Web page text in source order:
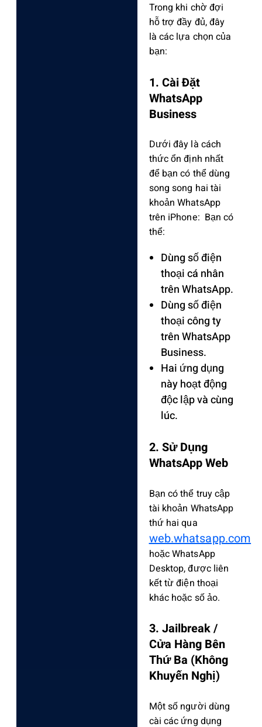
Trong khi chờ đợi
hỗ trợ đầy đủ, đây
là các lựa chọn của
bạn:
1. Cài Đặt
WhatsApp
Business
Dưới đây là cách
thức ổn định nhất
để bạn có thể dùng
song song hai tài
khoản WhatsAp‌p
trên iPhone: ‌ Bạn có
thể:
D‌ùng số điện
thoại cá nhân
trên WhatsApp‌.
Dùn‌g số điện
thoại công ty
trên WhatsA‌pp
Busines‌s.
Ha‌i ứng dụng
này hoạt động
độc lập và cùng
lúc.‌
2. Sử Dụng
WhatsApp Web
Bạn có thể truy cập
tài khoản WhatsApp
thứ hai qua
web.whatsapp.com
hoặc WhatsApp
Desktop, được liên
kết từ điện thoại
khác hoặc số ảo.
3. Jailbreak /
Cửa Hàng Bên
Thứ Ba (Không
Khuyến Nghị)
Một số người dùng
cài các ứng dụng